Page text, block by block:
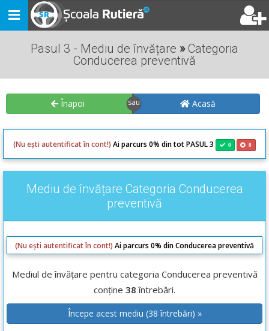
Toggle
navigation
Pasul 3 - Mediu de învățare »Categoria
Conducerea preventivă
Înapoi Acasă
(Nu ești autentificat în cont!) Ai parcurs 0% din tot PASUL 3 0 0
Mediu de învățare Categoria Conducerea
preventivă
(Nu ești autentificat în cont!) Ai parcurs 0% din Conducerea preventivă
Mediul de învățare pentru categoria Conducerea preventivă
conține 38 întrebări.
Începe acest mediu (38 întrebări) »